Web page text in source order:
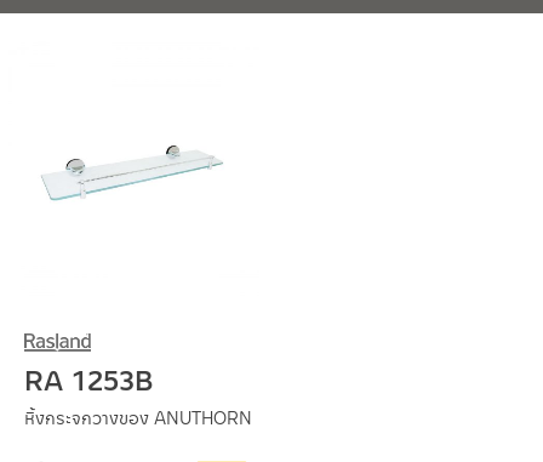
RA 1253B
หิ้งกระจกวางของ ANUTHORN